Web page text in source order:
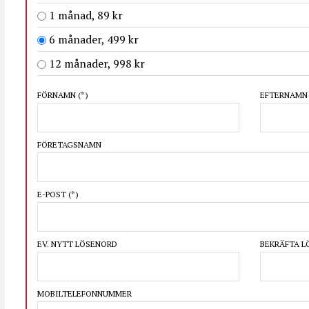
1 månad, 89 kr
6 månader, 499 kr
12 månader, 998 kr
FÖRNAMN (*) EFTERNAMN
FÖRETAGSNAMN
E-POST (*)
EV. NYTT LÖSENORD BEKRÄFTA
MOBILTELEFONNUMMER